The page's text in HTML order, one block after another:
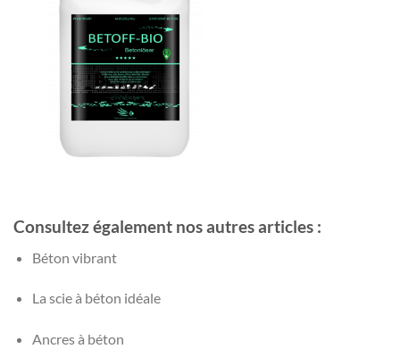
Consultez également nos autres articles :
Béton vibrant
La scie à béton idéale
Ancres à béton